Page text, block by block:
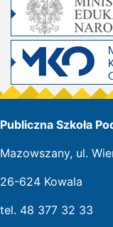
Publiczna Szkoła
Mazowszany, ul.
26-624 Kowala
tel. 48 377 32 33